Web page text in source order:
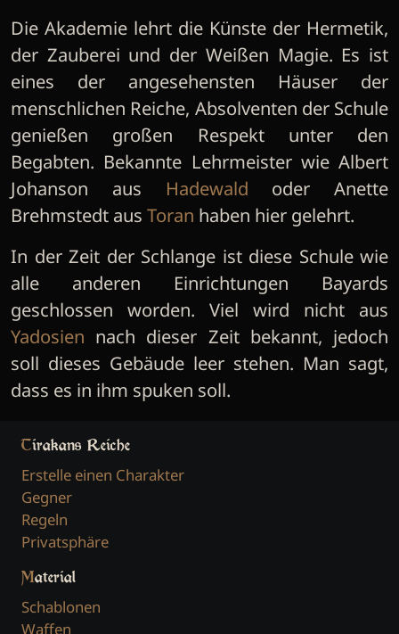
Die Akademie lehrt die Künste der Hermetik,
der Zauberei und der Weißen Magie. Es ist
eines der angesehensten Häuser der
menschlichen Reiche, Absolventen der Schule
genießen großen Respekt unter den
Begabten. Bekannte Lehrmeister wie Albert
Johanson aus Hadewald oder Anette
Brehmstedt aus Toran haben hier gelehrt.
In der Zeit der Schlange ist diese Schule wie
alle anderen Einrichtungen Bayards
geschlossen worden. Viel wird nicht aus
Yadosien nach dieser Zeit bekannt, jedoch
soll dieses Gebäude leer stehen. Man sagt,
dass es in ihm spuken soll.
Tirakans Reiche
Erstelle einen Charakter
Gegner
Regeln
Privatsphäre
Material
Schablonen
Waffen